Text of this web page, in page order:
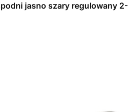
jasno szary regulowany 2-